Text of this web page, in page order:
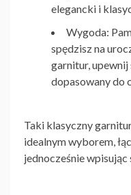
elegancki i
Wygoda:
spędzisz na
garnitur,
dopasowany do
Taki klasyczny
idealnym wyborem,
jednocześnie